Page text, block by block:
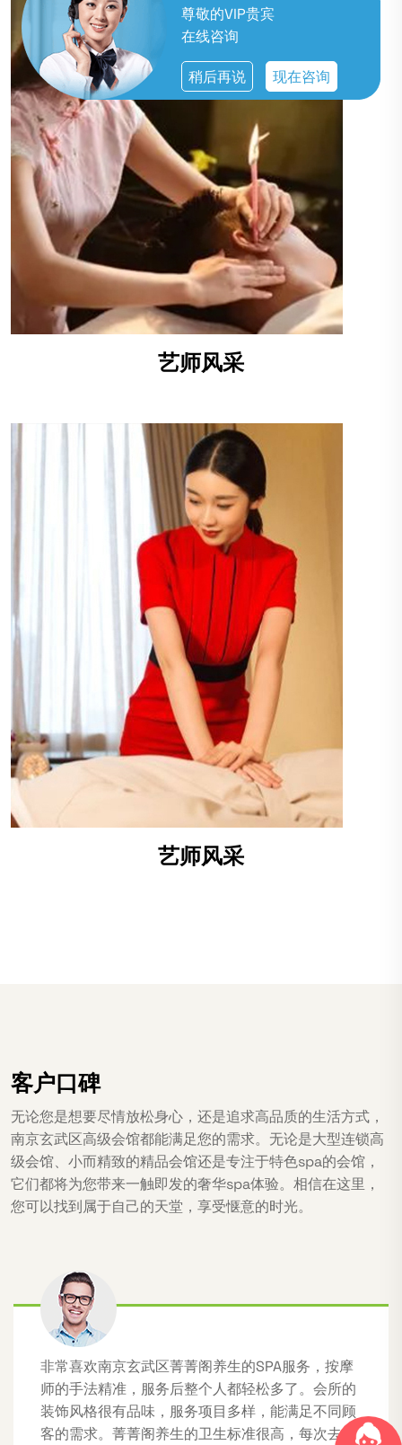
尊敬的VIP贵宾
在线咨询
稍后再说 现在咨询
艺师风采
艺师风采
客户口碑
无论您是想要尽情放松身心，还是追求高品质的生活方式，
南京玄武区高级会馆都能满足您的需求。无论是大型连锁高
级会馆、小而精致的精品会馆还是专注于特色spa的会馆，
它们都将为您带来一触即发的奢华spa体验。相信在这里，
您可以找到属于自己的天堂，享受惬意的时光。
非常喜欢南京玄武区菁菁阁养生的SPA服务，按摩
师的手法精准，服务后整个人都轻松多了。会所的
装饰风格很有品味，服务项目多样，能满足不同顾
客的需求。菁菁阁养生的卫生标准很高，每次去都